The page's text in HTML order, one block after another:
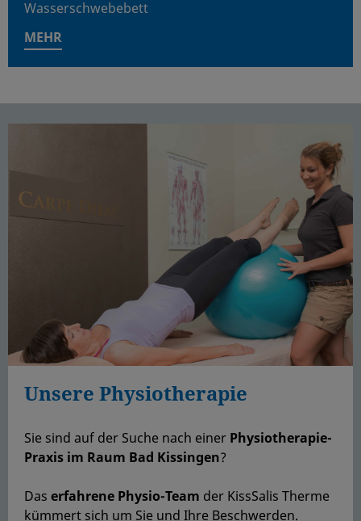
Wasserschwebebett
MEHR
Unsere Physiotherapie
Sie sind auf der Suche nach einer Physiotherapie-
Praxis im Raum Bad Kissingen?
Das erfahrene Physio-Team der KissSalis Therme
kümmert sich um Sie und Ihre Beschwerden.